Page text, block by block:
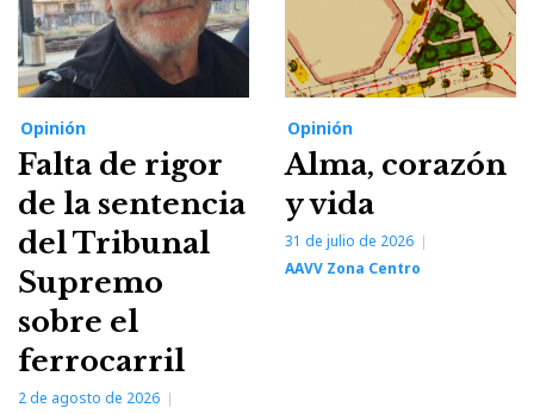
Opinión
Falta de rigor
de la sentencia
del Tribunal
Supremo
sobre el
ferrocarril
2 de agosto de 2026
Opinión
Alma, corazón
y vida
31 de julio de 2026
AAVV Zona Centro